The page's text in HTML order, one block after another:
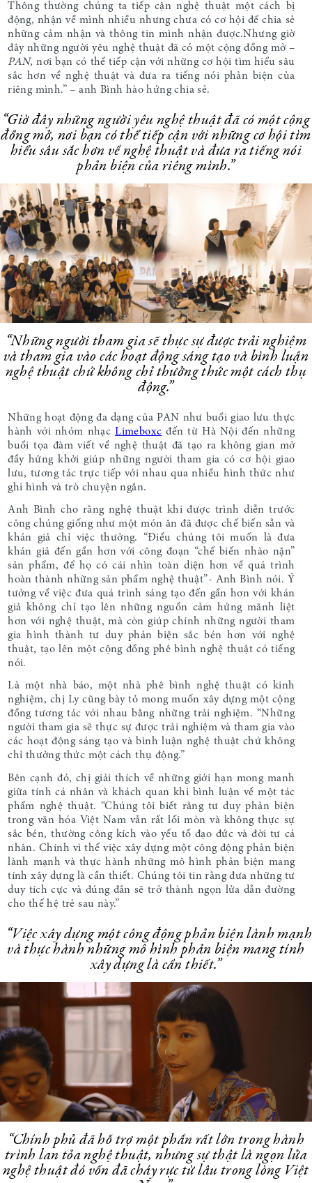
Thông thường chúng ta tiếp cận nghệ thuật một cách bị
động, nhận về mình nhiều nhưng chưa có cơ hội để chia sẻ
những cảm nhận và thông tin mình nhận được.Nhưng giờ
đây những người yêu nghệ thuật đã có một cộng đồng mở –
PAN, nơi bạn có thể tiếp cận với những cơ hội tìm hiểu sâu
sắc hơn về nghệ thuật và đưa ra tiếng nói phản biện của
riêng mình.” – anh Bình hào hứng chia sẻ.
“Giờ đây những người yêu nghệ thuật đã có một cộng
đồng mở, nơi bạn có thể tiếp cận với những cơ hội tìm
hiểu sâu sắc hơn về nghệ thuật và đưa ra tiếng nói
phản biện của riêng mình.”
“Những người tham gia sẽ thực sự được trải nghiệm
và tham gia vào các hoạt động sáng tạo và bình luận
nghệ thuật chứ không chỉ thưởng thức một cách thụ
động.”
Những hoạt động đa dạng của PAN như buổi giao lưu thực
hành với nhóm nhạcLimeboxc đến từ Hà Nội đến những
buổi tọa đàm viết về nghệ thuật đã tạo ra không gian mở
đầy hứng khởi giúp những người tham gia có cơ hội giao
lưu, tương tác trực tiếp với nhau qua nhiều hình thức như
ghi hình và trò chuyện ngắn.
Anh Bình cho rằng nghệ thuật khi được trình diễn trước
công chúng giống như một món ăn đã được chế biến sẵn và
khán giả chỉ việc thưởng. “Điều chúng tôi muốn là đưa
khán giả đến gần hơn với công đoạn “chế biến nhào nặn”
sản phẩm, để họ có cái nhìn toàn diện hơn về quá trình
hoàn thành những sản phẩm nghệ thuật”- Anh Bình nói. Ý
tưởng về việc đưa quá trình sáng tạo đến gần hơn với khán
giả không chỉ tạo lên những nguồn cảm hứng mãnh liệt
hơn với nghệ thuật, mà còn giúp chính những người tham
gia hình thành tư duy phản biện sắc bén hơn với nghệ
thuật, tạo lên một cộng đồng phê bình nghệ thuật có tiếng
nói.
Là một nhà báo, một nhà phê bình nghệ thuật có kinh
nghiệm, chị Ly cũng bày tỏ mong muốn xây dựng một cộng
đồng tương tác với nhau bằng những trải nghiệm. “Những
người tham gia sẽ thực sự được trải nghiệm và tham gia vào
các hoạt động sáng tạo và bình luận nghệ thuật chứ không
chỉ thưởng thức một cách thụ động.”
Bên cạnh đó, chị giải thích về những giới hạn mong manh
giữa tính cá nhân và khách quan khi bình luận về một tác
phẩm nghệ thuật. “Chúng tôi biết rằng tư duy phản biện
trong văn hóa Việt Nam vẫn rất lối mòn và không thực sự
sắc bén, thường công kích vào yếu tố đạo đức và đời tư cá
nhân. Chính vì thế việc xây dựng một công động phản biện
lành mạnh và thực hành những mô hình phản biện mang
tính xây dựng là cần thiết. Chúng tôi tin rằng đưa những tư
duy tích cực và đúng đắn sẽ trở thành ngọn lửa dẫn đường
cho thế hệ trẻ sau này.”
“Việc xây dựng một công động phản biện lành mạnh
và thực hành những mô hình phản biện mang tính
xây dựng là cần thiết.”
“Chính phủ đã hỗ trợ một phần rất lớn trong hành
trình lan tỏa nghệ thuật, nhưng sự thật là ngọn lửa
nghệ thuật đó vốn đã cháy rực từ lâu trong lòng Việt